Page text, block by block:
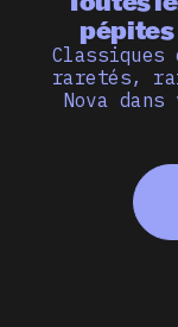
pépites
Classiques
raretés,
Nova